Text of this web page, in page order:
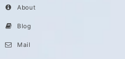
About
Blog
Mail